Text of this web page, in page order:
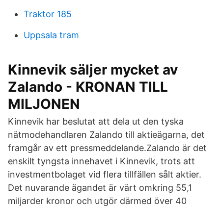
Traktor 185
Uppsala tram
Kinnevik säljer mycket av
Zalando - KRONAN TILL
MILJONEN
Kinnevik har beslutat att dela ut den tyska
nätmodehandlaren Zalando till aktieägarna, det
framgår av ett pressmeddelande.Zalando är det
enskilt tyngsta innehavet i Kinnevik, trots att
investmentbolaget vid flera tillfällen sålt aktier.
Det nuvarande ägandet är värt omkring 55,1
miljarder kronor och utgör därmed över 40